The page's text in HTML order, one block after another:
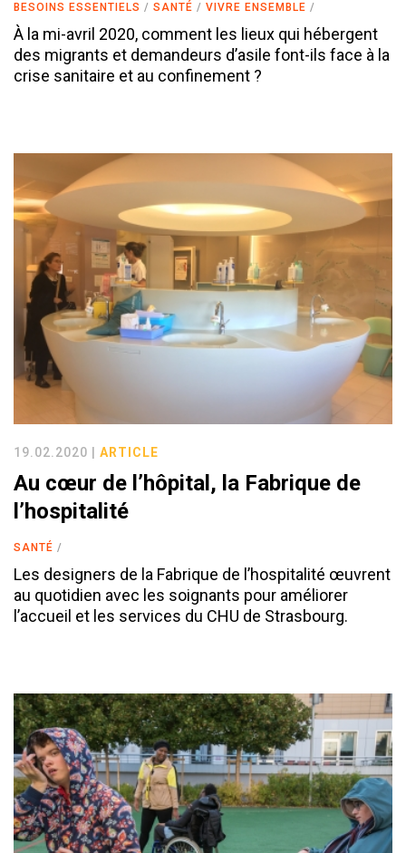
BESOINS ESSENTIELS SANTÉ VIVRE ENSEMBLE
À la mi-avril 2020, comment les lieux qui hébergent
des migrants et demandeurs d’asile font-ils face à la
crise sanitaire et au confinement ?
19.02.2020 | ARTICLE
Au cœur de l’hôpital, la Fabrique de
l’hospitalité
SANTÉ
Les designers de la Fabrique de l’hospitalité œuvrent
au quotidien avec les soignants pour améliorer
l’accueil et les services du CHU de Strasbourg.